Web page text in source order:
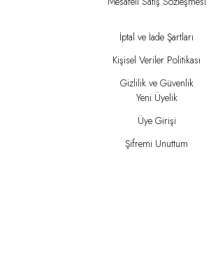
İptal ve İade Şartları
Kişisel Veriler Politikası
Gizlilik ve Güvenlik
Yeni Üyelik
Üye Girişi
Şifremi Unuttum